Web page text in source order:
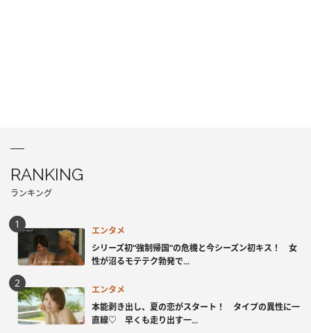
RANKING
ランキング
エンタメ
シリーズ初“強制帰国”の危機と今シーズン初キス！ 女
性が沼るモテテク勃発で...
エンタメ
本能剥き出し、夏の恋がスタート！ タイプの異性に一
直線♡ 早くも走り出す一...